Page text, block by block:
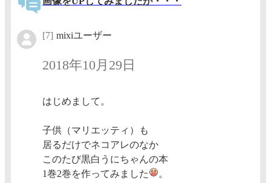
[7] mixiユーザー
2018年10月29日
はじめまして。
子供（マリエッティ）も
居るだけでネコアレのなか
このたび黒白うにちゃんの本
1巻2巻を作ってみました
。